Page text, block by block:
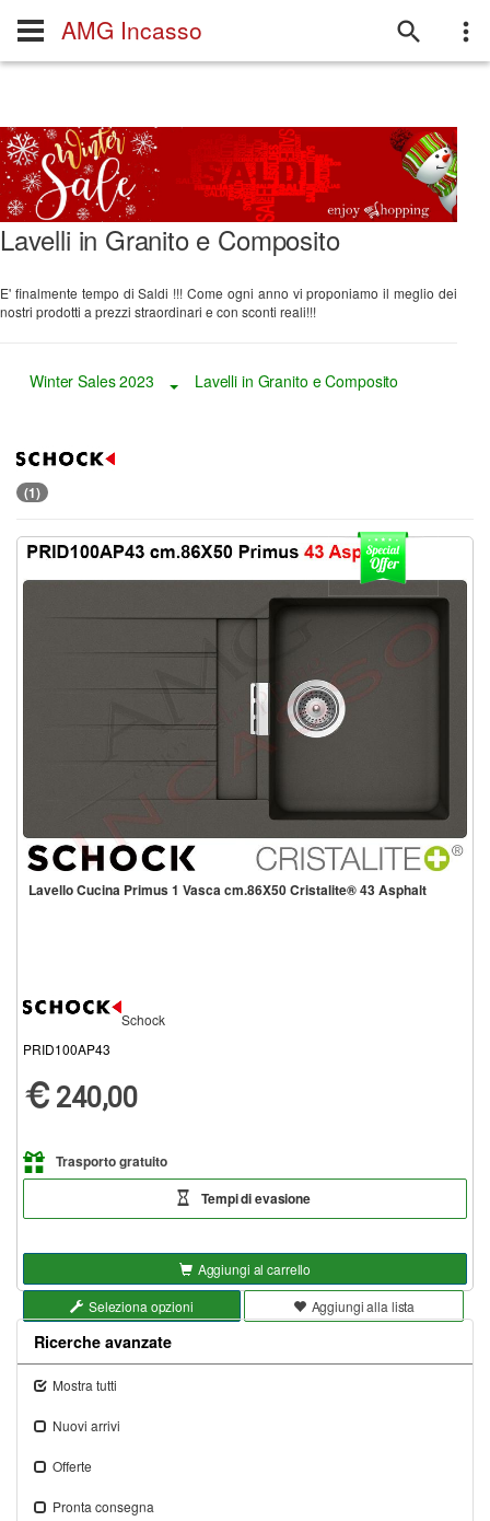
AMG Incasso
Lavelli in Granito e Composito
E' finalmente tempo di Saldi !!! Come ogni anno vi proponiamo il meglio dei
nostri prodotti a prezzi straordinari e con sconti reali!!!
Winter Sales 2023 Toggle Dropdown
Lavelli in Granito e Composito
(1)
Lavello Cucina Primus 1 Vasca cm.86X50 Cristalite® 43 Asphalt
Schock
PRID100AP43
240,00
Trasporto gratuito
Tempi di evasione
Aggiungi al carrello
Seleziona opzioni
Aggiungi alla lista
Ricerche avanzate
Mostra tutti
Nuovi arrivi
Offerte
Pronta consegna